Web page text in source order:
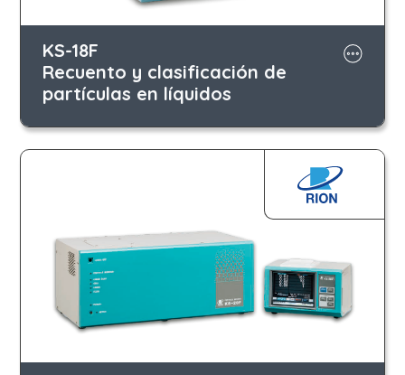
KS-18F
Recuento y clasificación de
partículas en líquidos